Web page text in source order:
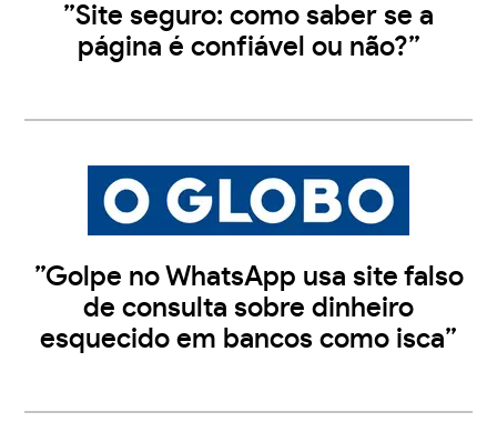
”Site seguro: como saber se a
página é confiável ou não?”
”Golpe no WhatsApp usa site falso
de consulta sobre dinheiro
esquecido em bancos como isca”